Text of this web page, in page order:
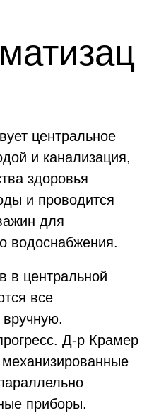
центральное
и канализация,
здоровья
и проводится
для
водоснабжения.
в центральной
все
Д-р Крамер
приборы.